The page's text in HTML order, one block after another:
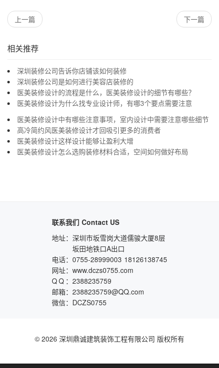
上一篇 下一篇
相关推荐
深圳装修公司告诉你店铺该如何装修
深圳装修公司是如何进行美容店装修的
医美装修设计的流程是什么，医美装修设计的细节有哪些？
医美装修设计为什么找专业设计师，有哪3个要点需要注意
医美装修设计中有哪些注意事项，室内设计中需要注意哪些细节
高冷简约风医美装修设计才回吸引更多的消费者
医美装修设计这样设计能够让盈利大增
医美装修设计怎么选购装修材料合适，空间如何做好布局
联系我们 Contact US
地址： 深圳市坂雪岗大道儒骏大厦8层
坂田地铁口A出口
电话： 0755-28999003 18126138745
网址： www.dczs0755.com
QQ ： 2388235759
邮箱： 2388235759@QQ.com
微信： DCZS0755
© 2026 深圳鼎诚建筑装饰工程有限公司 版权所有